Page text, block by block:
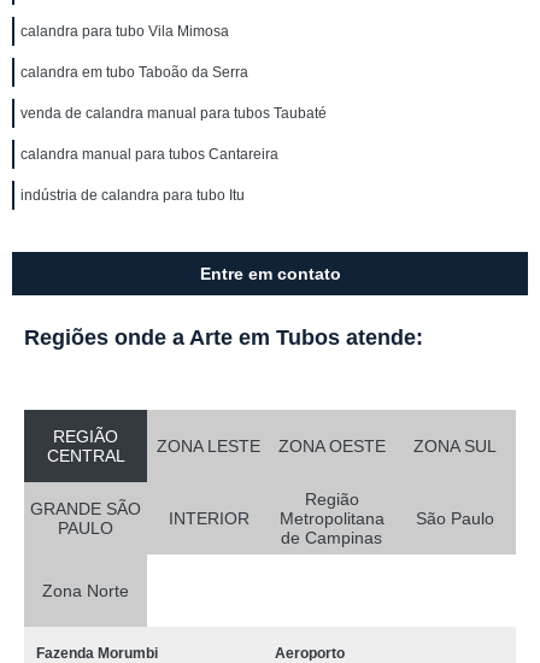
calandra para tubo Vila Mimosa
calandra em tubo Taboão da Serra
venda de calandra manual para tubos Taubaté
calandra manual para tubos Cantareira
indústria de calandra para tubo Itu
Entre em contato
Regiões onde a Arte em Tubos atende:
REGIÃO
CENTRAL
ZONA LESTE ZONA OESTE ZONA SUL
GRANDE SÃO
PAULO
INTERIOR
Região
Metropolitana
de Campinas
São Paulo
Zona Norte
Fazenda Morumbi Aeroporto